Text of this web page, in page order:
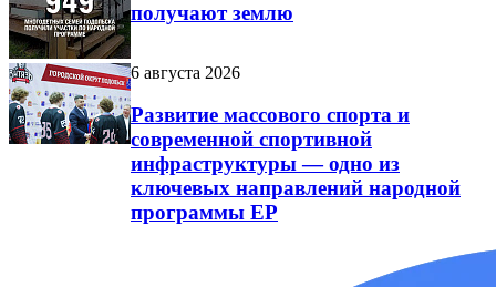
получают землю
6 августа 2026
Развитие массового спорта и
современной спортивной
инфраструктуры — одно из
ключевых направлений народной
программы ЕР